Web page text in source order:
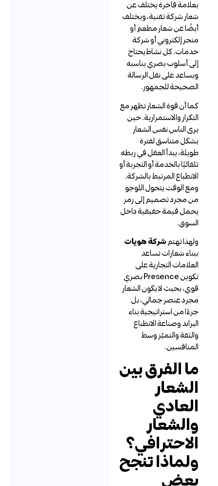
بعلامة فاخرة يختلف عن
شعار شركة تقنية، ويختلف
أيضًا عن شعار مطعم أو
متجر إلكتروني أو شركة
خدمات. كل نشاط يحتاج
إلى أسلوب بصري يناسبه
ويساعد على نقل الرسالة
الصحيحة للجمهور.
كما أن قوة الشعار تظهر مع
التكرار والاستمرارية. حين
يرى الناس نفس الشعار
بشكل متناسق لفترة
طويلة، يبدأ العقل في ربطه
تلقائيًا بالخدمة أو التجربة أو
الانطباع المرتبط بالشركة.
ومع الوقت يتحول اللوجو
من مجرد تصميم إلى رمز
يحمل قيمة حقيقية داخل
السوق.
ولهذا تهتمشركة هويات
ببناء شعارات تساعد
العلامات التجارية على
تكوين Presence بصري
قوي، بحيث لا يكون الشعار
مجرد عنصر جمالي، بل
جزءًا من استراتيجية بناء
البراند وصناعة الانطباع
والثقة والتميّز وسط
المنافسين.
ما الفرق بين
الشعار
العادي
والشعار
الاحترافي؟
ولماذا تنجح
بعض